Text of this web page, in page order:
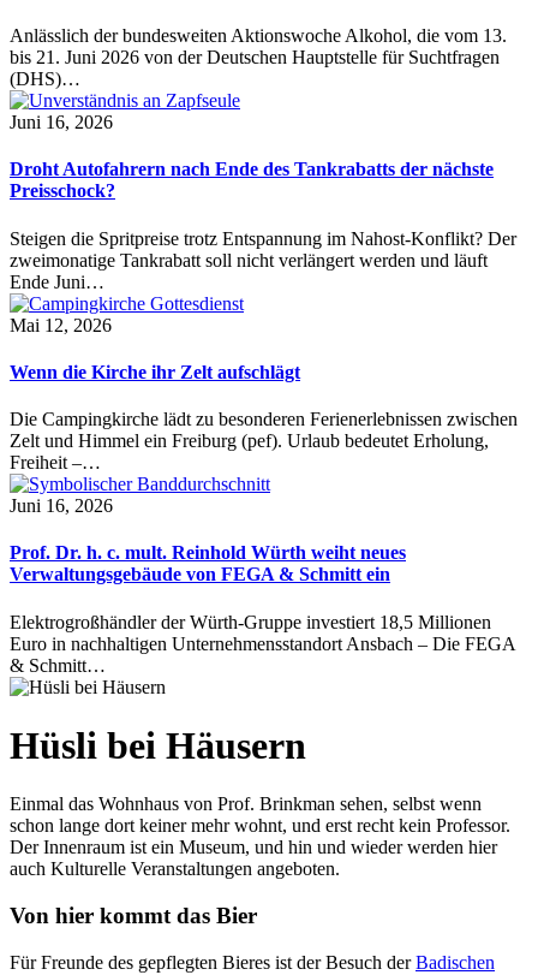
Anlässlich der bundesweiten Aktionswoche Alkohol, die vom 13.
bis 21. Juni 2026 von der Deutschen Hauptstelle für Suchtfragen
(DHS)…
Juni 16, 2026
Droht Autofahrern nach Ende des Tankrabatts der nächste
Preisschock?
Steigen die Spritpreise trotz Entspannung im Nahost-Konflikt? Der
zweimonatige Tankrabatt soll nicht verlängert werden und läuft
Ende Juni…
Mai 12, 2026
Wenn die Kirche ihr Zelt aufschlägt
Die Campingkirche lädt zu besonderen Ferienerlebnissen zwischen
Zelt und Himmel ein Freiburg (pef). Urlaub bedeutet Erholung,
Freiheit –…
Juni 16, 2026
Prof. Dr. h. c. mult. Reinhold Würth weiht neues
Verwaltungsgebäude von FEGA & Schmitt ein
Elektrogroßhändler der Würth-Gruppe investiert 18,5 Millionen
Euro in nachhaltigen Unternehmensstandort Ansbach – Die FEGA
& Schmitt…
Hüsli bei Häusern
Einmal das Wohnhaus von Prof. Brinkman sehen, selbst wenn
schon lange dort keiner mehr wohnt, und erst recht kein Professor.
Der Innenraum ist ein Museum, und hin und wieder werden hier
auch Kulturelle Veranstaltungen angeboten.
Von hier kommt das Bier
Für Freunde des gepflegten Bieres ist der Besuch derBadischen